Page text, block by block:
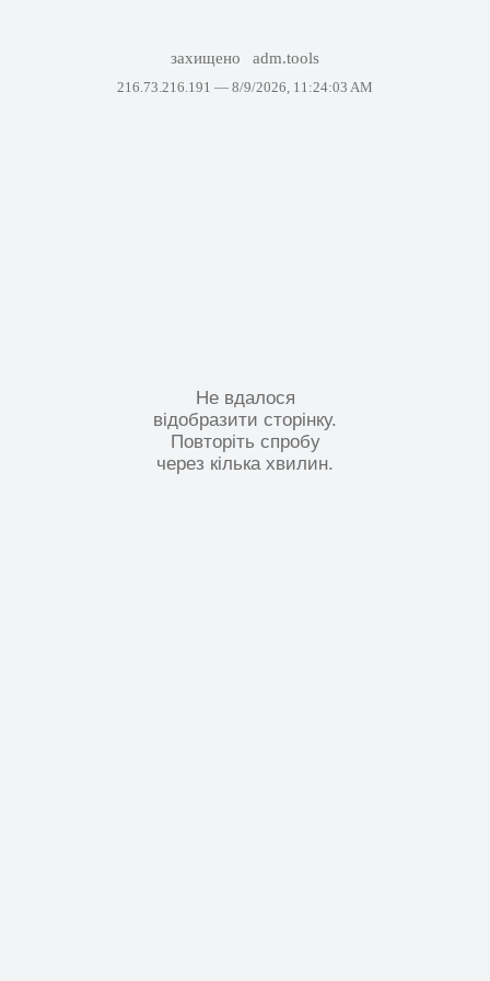
захищено adm.tools
216.73.216.191 — 8/9/2026, 11:24:03 AM
Не вдалося
відобразити сторінку.
Повторіть спробу
через кілька хвилин.